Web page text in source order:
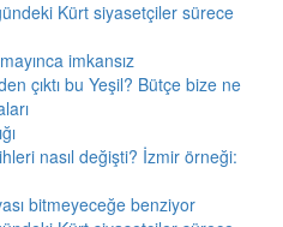
Kürt siyasetçiler sürece
imkansız
çıktı bu Yeşil? Bütçe bize ne
nasıl değişti? İzmir örneği:
bitmeyeceğe benziyor